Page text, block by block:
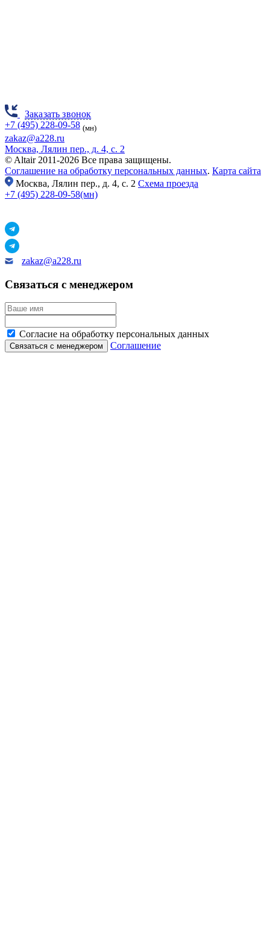
Заказать звонок
+7 (495) 228-09-58 (мн)
zakaz@a228.ru
Москва, Лялин пер., д. 4, с. 2
© Altair 2011-2026 Все права защищены.
Соглашение на обработку персональных данных. Карта сайта
Москва, Лялин пер., д. 4, с. 2 Схема проезда
+7 (495) 228-09-58(мн)
zakaz@a228.ru
Связаться с менеджером
Согласие на обработку персональных данных
Соглашение